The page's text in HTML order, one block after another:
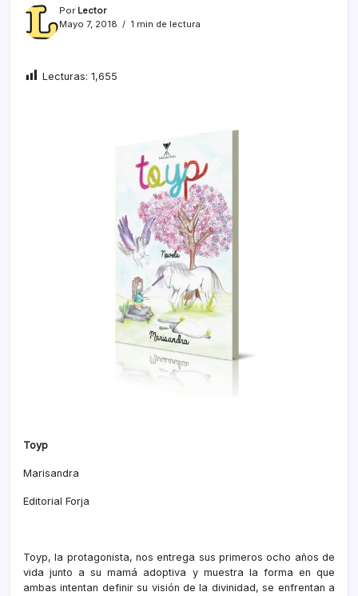
Por Lector
Mayo 7, 2018
1 min de lectura
Lecturas: 1,655
Toyp
Marisandra
Editorial Forja
Toyp, la protagonista, nos entrega sus primeros ocho años de
vida junto a su mamá adoptiva y muestra la forma en que
ambas intentan definir su visión de la divinidad, se enfrentan a